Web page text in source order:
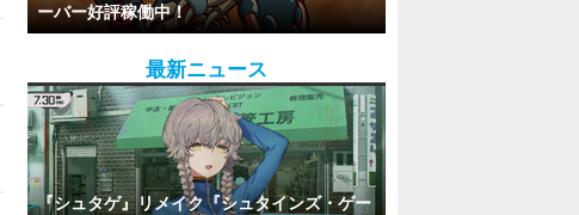
ーバー好評稼働中！
最新ニュース
『シュタゲ』リメイク『シュタインズ・ゲー